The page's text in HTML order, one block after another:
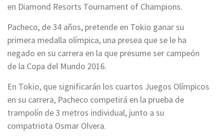
en Diamond Resorts Tournament of Champions.
Pacheco, de 34 años, pretende en Tokio ganar su
primera medalla olímpica, una presea que se le ha
negado en su carrera en la que presume ser campeón
de la Copa del Mundo 2016.
En Tokio, que significarán los cuartos Juegos Olímpicos
en su carrera, Pacheco competirá en la prueba de
trampolín de 3 metros individual, junto a su
compatriota Osmar Olvera.